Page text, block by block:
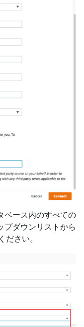
ベース内のすべての
プダウンリストから
ださい。